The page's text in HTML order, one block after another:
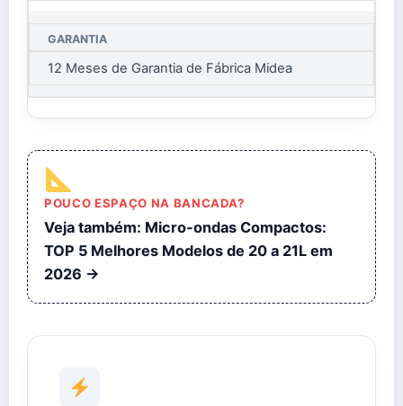
GARANTIA
12 Meses de Garantia de Fábrica Midea
POUCO ESPAÇO NA BANCADA?
Veja também: Micro-ondas Compactos:
TOP 5 Melhores Modelos de 20 a 21L em
2026 →